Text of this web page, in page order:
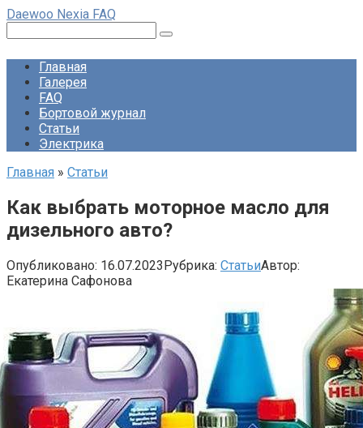
Перейти
контенту
Daewoo Nexia FAQ
Главная
Галерея
FAQ
Бортовой журнал
Статьи
Электрика
Главная » Статьи
Как выбрать моторное масло для
дизельного авто?
Опубликовано: 16.07.2023Рубрика: СтатьиАвтор:
Екатерина Сафонова